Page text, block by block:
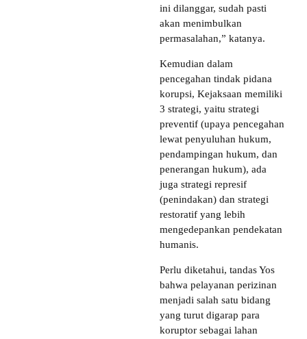
ini dilanggar, sudah pasti
akan menimbulkan
permasalahan,” katanya.
Kemudian dalam
pencegahan tindak pidana
korupsi, Kejaksaan memiliki
3 strategi, yaitu strategi
preventif (upaya pencegahan
lewat penyuluhan hukum,
pendampingan hukum, dan
penerangan hukum), ada
juga strategi represif
(penindakan) dan strategi
restoratif yang lebih
mengedepankan pendekatan
humanis.
Perlu diketahui, tandas Yos
bahwa pelayanan perizinan
menjadi salah satu bidang
yang turut digarap para
koruptor sebagai lahan